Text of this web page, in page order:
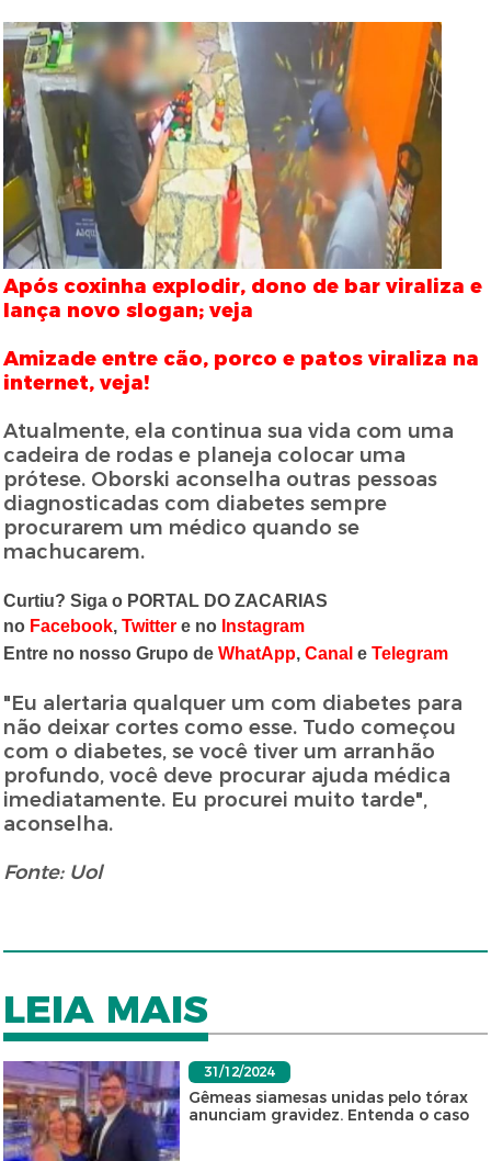
Após coxinha explodir, dono de bar viraliza e
lança novo slogan; veja
Amizade entre cão, porco e patos viraliza na
internet, veja!
Atualmente, ela continua sua vida com uma
cadeira de rodas e planeja colocar uma
prótese. Oborski aconselha outras pessoas
diagnosticadas com diabetes sempre
procurarem um médico quando se
machucarem.
Curtiu? Siga o PORTAL DO ZACARIAS
no Facebook,Twitter e no Instagram
Entre no nosso Grupo deWhatApp,Canal eTelegram
"Eu alertaria qualquer um com diabetes para
não deixar cortes como esse. Tudo começou
com o diabetes, se você tiver um arranhão
profundo, você deve procurar ajuda médica
imediatamente. Eu procurei muito tarde",
aconselha.
Fonte: Uol
LEIA MAIS
31/12/2024
Gêmeas siamesas unidas pelo tórax
anunciam gravidez. Entenda o caso